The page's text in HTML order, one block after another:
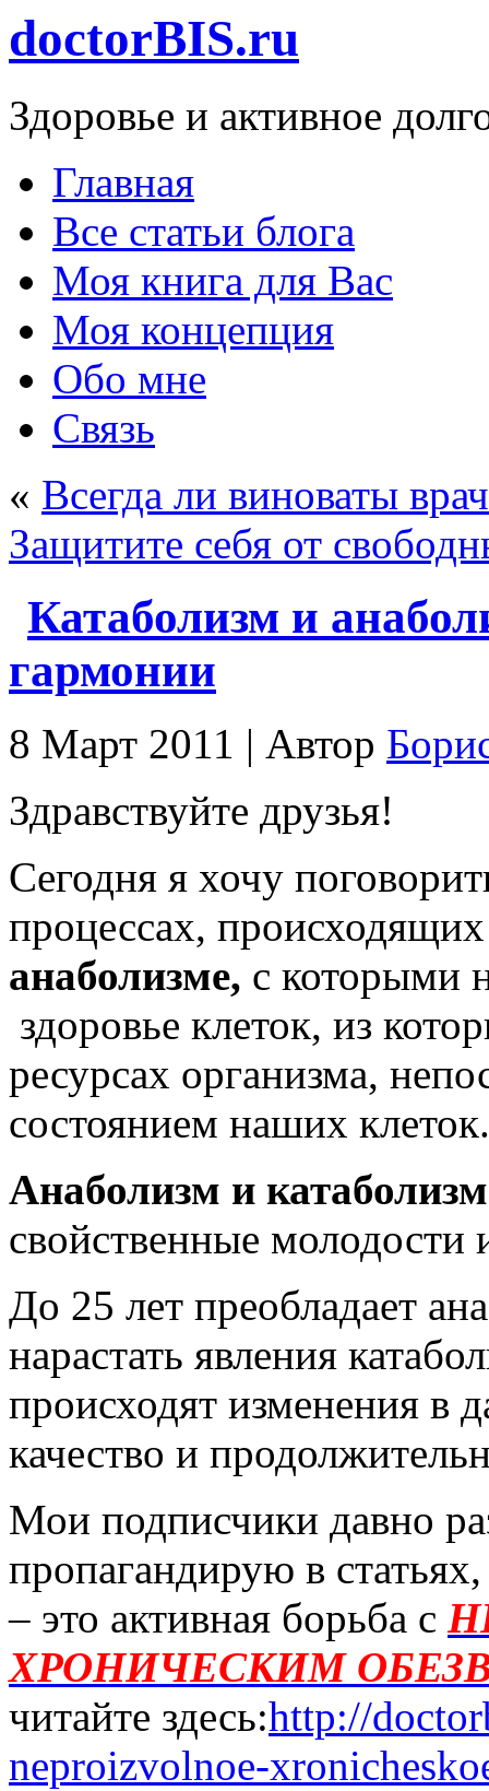
doctorBIS.ru
Здоровье и активное
Главная
Все статьи блога
Моя книга для Вас
Моя концепция
Обо мне
Связь
« Всегда ли виноваты
Защитите себя от
Катаболизм и
гармонии
8 Март 2011 | Автор
Здравствуйте друзья!
Сегодня я хочу
процессах,
анаболизме, с которыми
здоровье клеток, из
ресурсах организма,
состоянием наших клеток.
Анаболизм и катаболизм
свойственные молодости
До 25 лет преобладает
нарастать явления
происходят изменения в
качество и
Мои подписчики давно
пропагандирую в
– это активная борьба с
ХРОНИЧЕСКИМ
читайте здесь:http://
neproizvolnoe-